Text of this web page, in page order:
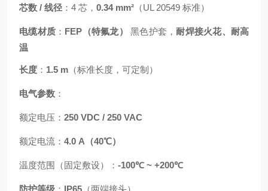
芯数 / 线径 ：4 芯， 0.34 mm² （UL 20549 标准）
电缆材质 ： FEP（特氟龙） 黑色护套，耐焊接火花、耐高
温
长度 ： 1.5 m （标准长度，可定制）
电气参数 ：
额定电压： 250 VDC / 250 VAC
额定电流： 4.0 A（40℃）
温度范围（固定敷设）： -100℃ ~ +200℃
防护等级 ： IP65 （两端接头）